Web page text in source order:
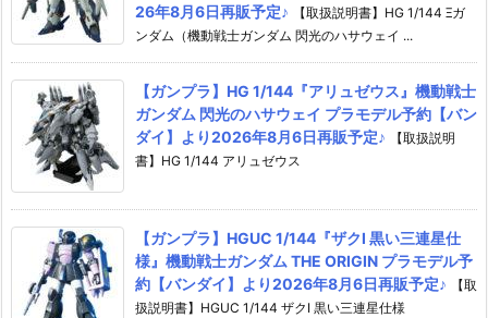
26年8月6日再販予定♪
【取扱説明書】HG 1/144 Ξガ
ンダム（機動戦士ガンダム 閃光のハサウェイ ...
【ガンプラ】HG 1/144『アリュゼウス』機動戦士
ガンダム 閃光のハサウェイ プラモデル予約【バン
ダイ】より2026年8月6日再販予定♪
【取扱説明
書】HG 1/144 アリュゼウス
【ガンプラ】HGUC 1/144『ザクI 黒い三連星仕
様』機動戦士ガンダム THE ORIGIN プラモデル予
約【バンダイ】より2026年8月6日再販予定♪
【取
扱説明書】HGUC 1/144 ザクI 黒い三連星仕様